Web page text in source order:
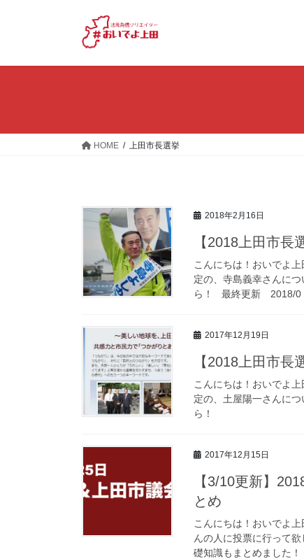
HOME 上田市長選挙
2018年2月16日
【2018上田市長
こんにちは！おいでよ
定の、寺島義幸さんに
ら！ 最終更新 2018/
2017年12月19日
【2018上田市長
こんにちは！おいでよ
定の、土屋陽一さんに
ら！
2017年12月15日
【3/10更新】
とめ
こんにちは！おいでよ
んの人に投票に行って
礎知識もまとめました